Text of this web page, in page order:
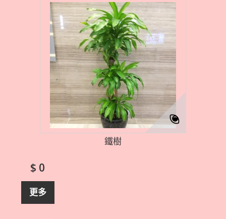
鐵樹
$ 0
更多